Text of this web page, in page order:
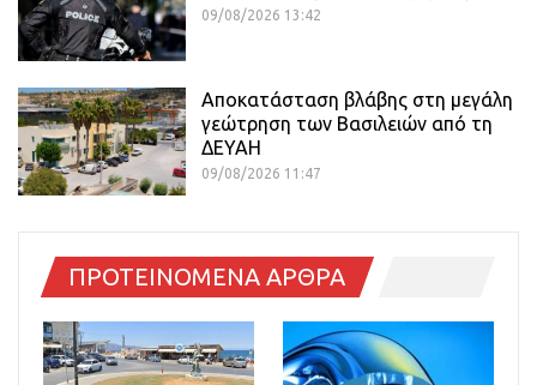
09/08/2026 13:42
Αποκατάσταση βλάβης στη μεγάλη
γεώτρηση των Βασιλειών από τη
ΔΕΥΑΗ
09/08/2026 11:47
ΠΡΟΤΕΙΝΟΜΕΝΑ ΑΡΘΡΑ